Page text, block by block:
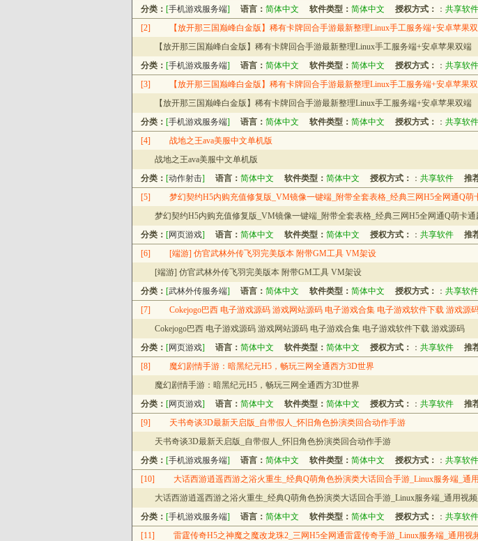
分类： [手机游戏服务端] 语言： 简体中文 软件类型： 简体中文 授权方式： ： 共享软件
[2]
【放开那三国巅峰白金版】稀有卡牌回合手游最新整理Linux手工服务端+安卓苹果
【放开那三国巅峰白金版】稀有卡牌回合手游最新整理Linux手工服务端+安卓苹果双端
分类： [手机游戏服务端] 语言： 简体中文 软件类型： 简体中文 授权方式： ： 共享软件
[3]
【放开那三国巅峰白金版】稀有卡牌回合手游最新整理Linux手工服务端+安卓苹果
【放开那三国巅峰白金版】稀有卡牌回合手游最新整理Linux手工服务端+安卓苹果双端
分类： [手机游戏服务端] 语言： 简体中文 软件类型： 简体中文 授权方式： ： 共享软件
[4]
战地之王ava美服中文单机版
战地之王ava美服中文单机版
分类： [动作射击] 语言： 简体中文 软件类型： 简体中文 授权方式： ： 共享软件 推
[5]
梦幻契约H5内购充值修复版_VM镜像一键端_附带全套表格_经典三网H5全网通Q萌
梦幻契约H5内购充值修复版_VM镜像一键端_附带全套表格_经典三网H5全网通Q萌卡
分类： [网页游戏] 语言： 简体中文 软件类型： 简体中文 授权方式： ： 共享软件 推
[6]
[端游] 仿官武林外传飞羽完美版本 附带GM工具 VM架设
[端游] 仿官武林外传飞羽完美版本 附带GM工具 VM架设
分类： [武林外传服务端] 语言： 简体中文 软件类型： 简体中文 授权方式： ： 共享软件
[7]
Cokejogo巴西 电子游戏源码 游戏网站源码 电子游戏合集 电子游戏软件下载 游戏源
Cokejogo巴西 电子游戏源码 游戏网站源码 电子游戏合集 电子游戏软件下载 游戏源码
分类： [网页游戏] 语言： 简体中文 软件类型： 简体中文 授权方式： ： 共享软件 推
[8]
魔幻剧情手游：暗黑纪元H5，畅玩三网全通西方3D世界
魔幻剧情手游：暗黑纪元H5，畅玩三网全通西方3D世界
分类： [网页游戏] 语言： 简体中文 软件类型： 简体中文 授权方式： ： 共享软件 推
[9]
天书奇谈3D最新天启版_自带假人_怀旧角色扮演类回合动作手游
天书奇谈3D最新天启版_自带假人_怀旧角色扮演类回合动作手游
分类： [手机游戏服务端] 语言： 简体中文 软件类型： 简体中文 授权方式： ： 共享软件
[10]
大话西游逍遥西游之浴火重生_经典Q萌角色扮演类大话回合手游_Linux服务端_通
大话西游逍遥西游之浴火重生_经典Q萌角色扮演类大话回合手游_Linux服务端_通用视
分类： [手机游戏服务端] 语言： 简体中文 软件类型： 简体中文 授权方式： ： 共享软件
[11]
雷霆传奇H5之神魔之魔改龙珠2_三网H5全网通雷霆传奇手游_Linux服务端_通用视